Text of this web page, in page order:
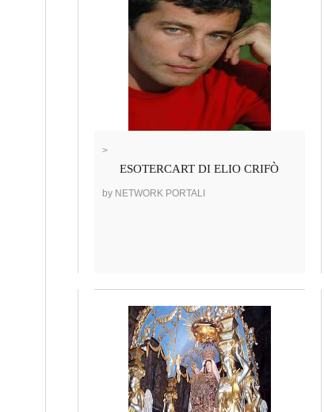
>
ESOTERCART DI ELIO CRIFÒ
by NETWORK PORTALI